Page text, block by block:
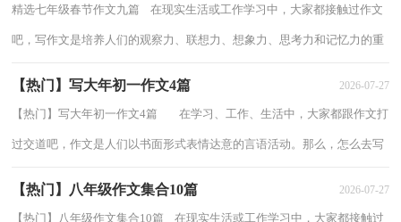
精选七年级春节作文九篇 在现实生活或工作学习中，大家都接触过作文
吧，写作文是培养人们的观察力、联想力、想象力、思考力和记忆力的重
【热门】写大年初一作文4篇 2026-07-27
【热门】写大年初一作文4篇 在学习、工作、生活中，大家都跟作文打
过交道吧，作文是人们以书面形式表情达意的言语活动。那么，怎么去写
【热门】八年级作文集合10篇 2026-07-27
【热门】八年级作文集合10篇 在现实生活或工作学习中，大家都接触过